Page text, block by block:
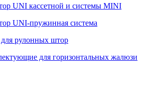
UNI кассетной и системы MINI
UNI-пружинная система
рулонных штор
для горизонтальных жалюзи